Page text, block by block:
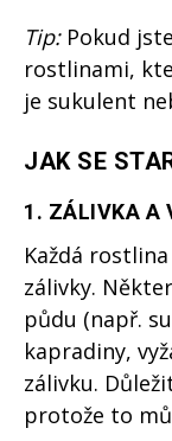
Tip:Pokud
rostlinami,
je sukulent
JAK SE
1. ZÁLIVKA A
Každá
zálivky.
půdu (např.
kapradiny,
zálivku.
protože to